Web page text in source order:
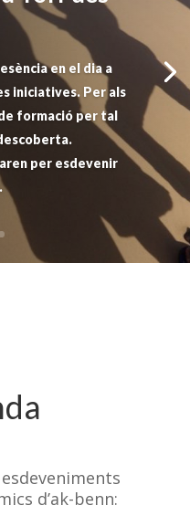
en el dia a
iniciatives. Per als
formació per tal
per esdevenir
d’ak-benn: